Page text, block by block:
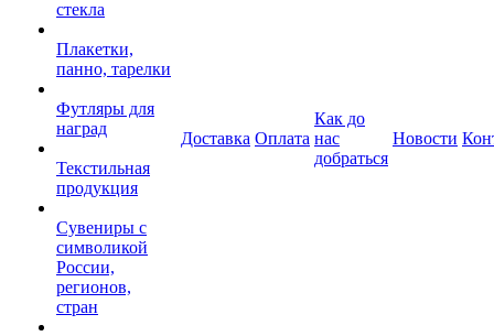
стекла
Плакетки,
панно, тарелки
Футляры для
наград
Текстильная
продукция
Сувениры с
символикой
России,
регионов,
стран
Доставка Оплата
Как до
нас
добраться
Новости